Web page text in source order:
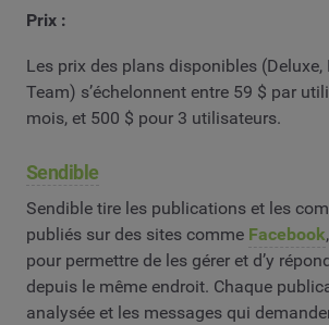
Prix :
Les prix des plans disponibles (Deluxe,
Team) s’échelonnent entre 59 $ par
mois, et 500 $ pour 3 utilisateurs.
Sendible
Sendible tire les publications et les
publiés sur des sites comme Facebook
pour permettre de les gérer et d’y
depuis le même endroit. Chaque
analysée et les messages qui